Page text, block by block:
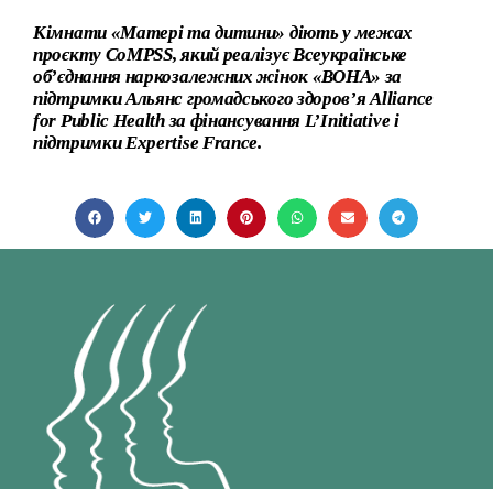
Кімнати «Матері та дитини» діють у межах
проєкту CoMPSS, який реалізує Всеукраїнське
об’єднання наркозалежних жінок «ВОНА» за
підтримки Альянс громадського здоров’я Alliance
for Public Health за фінансування L’Initiative і
підтримки Expertise France.